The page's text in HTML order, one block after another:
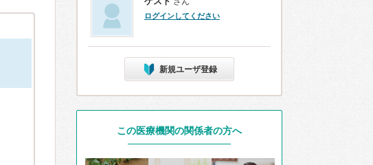
ログインしてください
新規ユーザ登録
この医療機関の関係者の方へ